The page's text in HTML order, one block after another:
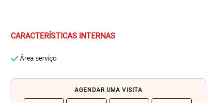
CARACTERÍSTICAS INTERNAS
Área serviço
AGENDAR UMA VISITA